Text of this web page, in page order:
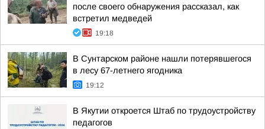
после своего обнаружения рассказал, как
встретил медведей
19:18
В Сунтарском районе нашли потерявшегося
в лесу 67-летнего ягодника
19:12
В Якутии откроется Штаб по трудоустройству
педагогов